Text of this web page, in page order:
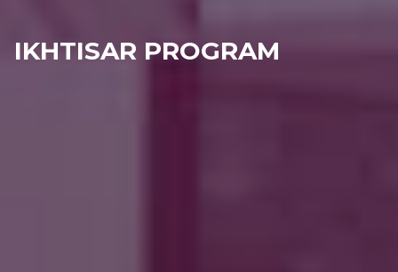
IKHTISAR PROGRAM